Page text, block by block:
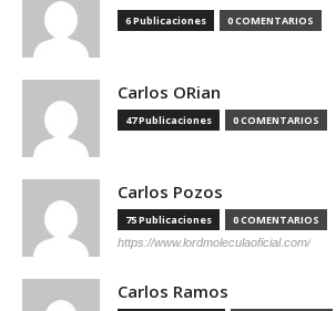
6 Publicaciones 0 COMENTARIOS
Carlos ORian
47 Publicaciones 0 COMENTARIOS
Carlos Pozos
75 Publicaciones 0 COMENTARIOS
https://www.lordmoleculaoficial.com/
Carlos Ramos